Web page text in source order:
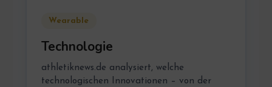
Wearable
Technologie
athletiknews.de analysiert, welche
technologischen Innovationen – von der